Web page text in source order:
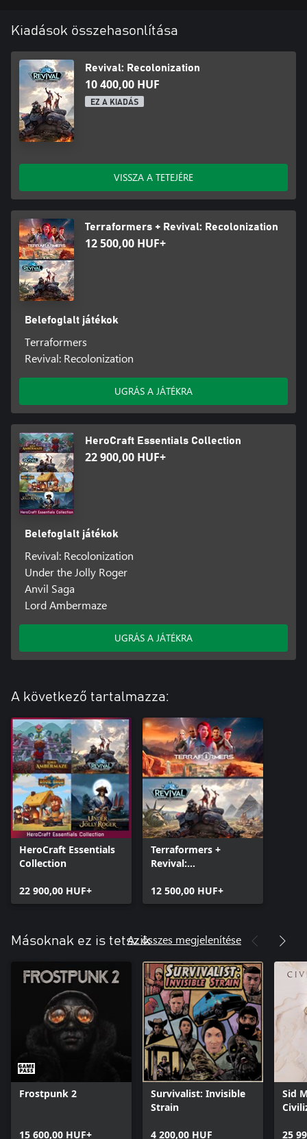
Kiadások összehasonlítása
Revival: Recolonization
10 400,00 HUF
EZ A KIADÁS
VISSZA A TETEJÉRE
Terraformers + Revival: Recolonization
12 500,00 HUF+
Belefoglalt játékok
Terraformers
Revival: Recolonization
UGRÁS A JÁTÉKRA
HeroCraft Essentials Collection
22 900,00 HUF+
Belefoglalt játékok
Revival: Recolonization
Under the Jolly Roger
Anvil Saga
Lord Ambermaze
UGRÁS A JÁTÉKRA
A következő tartalmazza:
HeroCraft Essentials
Collection
22 900,00 HUF+
Terraformers +
Revival:
12 500,00 HUF+
Másoknak ez is tetszikAz összes megjelenítése
Frostpunk 2
15 600,00 HUF+
Survivalist: Invisible
Strain
4 200,00 HUF
Sid
25